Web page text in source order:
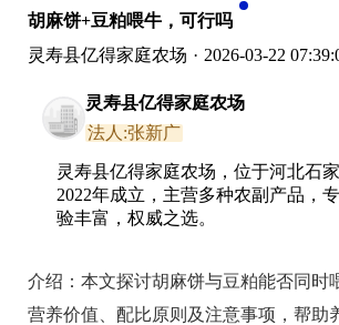
胡麻饼+豆粕喂牛，可行吗
灵寿县亿得家庭农场 · 2026-03-22
灵寿县亿得家庭农场
法人:张新广
灵寿县亿得家庭农场，位于河北石
2022年成立，主营多种农副产品，
验丰富，权威之选。
介绍： 本文探讨胡麻饼与豆粕能否同时
营养价值、配比原则及注意事项，帮助